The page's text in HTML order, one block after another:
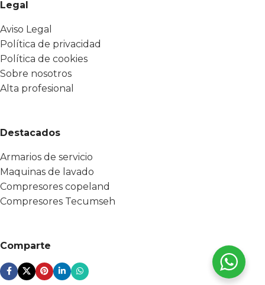
Legal
Aviso Legal
Política de privacidad
Política de cookies
Sobre nosotros
Alta profesional
Destacados
Armarios de servicio
Maquinas de lavado
Compresores copeland
Compresores Tecumseh
Comparte